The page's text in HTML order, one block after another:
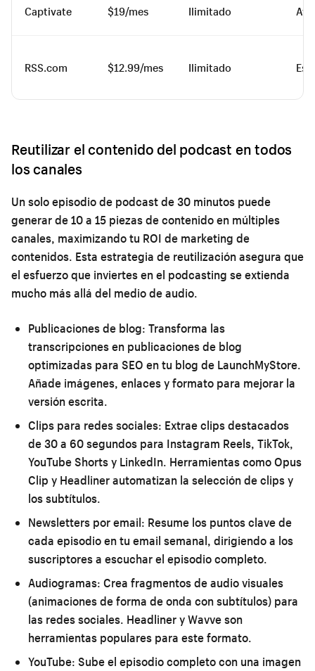
Captivate $19/mes Ilimitado
RSS.com $12.99/mes Ilimitado
Reutilizar el contenido del podcast en todos
los canales
Un solo episodio de podcast de 30 minutos puede
generar de 10 a 15 piezas de contenido en múltiples
canales, maximizando tu ROI de marketing de
contenidos. Esta estrategia de reutilización asegura que
el esfuerzo que inviertes en el podcasting se extienda
mucho más allá del medio de audio.
Publicaciones de blog: Transforma las
transcripciones en publicaciones de blog
optimizadas para SEO en tu blog de LaunchMyStore.
Añade imágenes, enlaces y formato para mejorar la
versión escrita.
Clips para redes sociales: Extrae clips destacados
de 30 a 60 segundos para Instagram Reels, TikTok,
YouTube Shorts y LinkedIn. Herramientas como Opus
Clip y Headliner automatizan la selección de clips y
los subtítulos.
Newsletters por email: Resume los puntos clave de
cada episodio en tu email semanal, dirigiendo a los
suscriptores a escuchar el episodio completo.
Audiogramas: Crea fragmentos de audio visuales
(animaciones de forma de onda con subtítulos) para
las redes sociales. Headliner y Wavve son
herramientas populares para este formato.
YouTube: Sube el episodio completo con una imagen